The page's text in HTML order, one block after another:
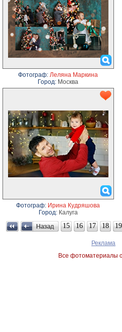
Фотограф: Леляна Маркина
Город: Москва
Фотограф: Ирина Кудряшова
Город: Калуга
15 16 17 18 19
Реклама
Все фотоматериалы